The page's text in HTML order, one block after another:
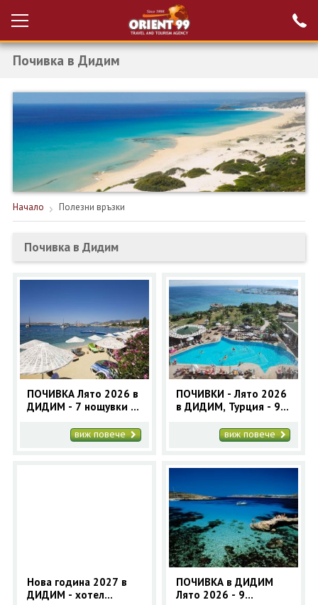
Вход за агенти
РАННИ ЗАПИСВАНИЯ ТУРЦИЯ
НОВА ГОДИНА ТУРЦИЯ
НОВА ГОДИНА
ПОЧИВКИ
КРУИЗИ
ЕКЗОТИКА
ЕКСКУРЗИИ
ОЩЕ
ЗА НАС
КОНТАКТИ
ФИРМЕНИ ДОКУМЕНТИ
0700 144 34 Запитване
Почивка в Дидим
Начало Полезни връзки
Почивка в Дидим
ПОЧИВКА Лято 2026 в
ДИДИМ - 7 нощувки с
виж повече
ПОЧИВКИ - Лято 2026
в ДИДИМ, Турция - 9
Почивки в Дидим
виж повече
Нова година 2027 в
ДИДИМ - хотел
ПОЧИВКА в ДИДИМ
Лято 2026 - 9